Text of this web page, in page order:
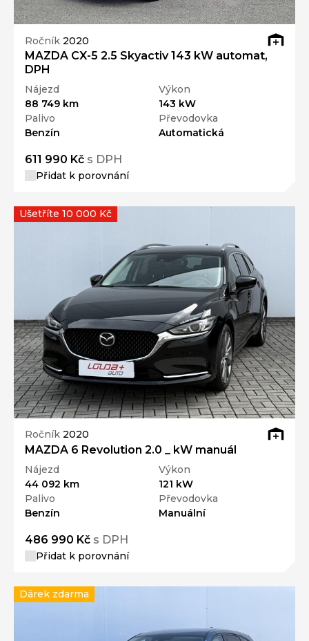
Ročník 2020
MAZDA CX-5 2.5 Skyactiv 143 kW automat,
DPH
Nájezd
88 749 km
Výkon
143 kW
Palivo
Benzín
Převodovka
Automatická
611 990 Kč s DPH
Přidat k porovnání
Ročník 2020
MAZDA 6 Revolution 2.0 _ kW manuál
Nájezd
44 092 km
Výkon
121 kW
Palivo
Benzín
Převodovka
Manuální
486 990 Kč s DPH
Přidat k porovnání
Ušetříte 10 000 Kč
Dárek zdarma